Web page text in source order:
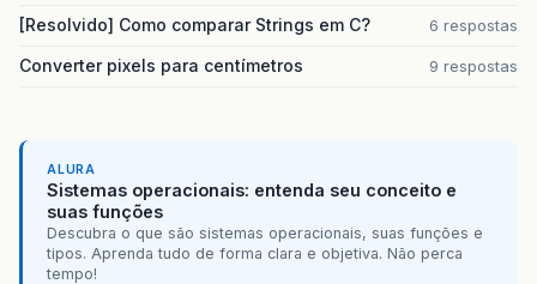
[Resolvido] Como comparar Strings em C? 6 respostas
Converter pixels para centímetros 9 respostas
ALURA
Sistemas operacionais: entenda seu conceito e
suas funções
Descubra o que são sistemas operacionais, suas funções e
tipos. Aprenda tudo de forma clara e objetiva. Não perca
tempo!